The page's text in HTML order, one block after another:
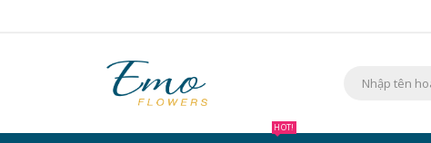
nội
dung
HOT!